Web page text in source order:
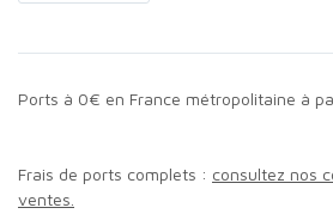
Ports à 0€ en France métropolitaine à
Frais de ports complets : consultez nos
ventes.